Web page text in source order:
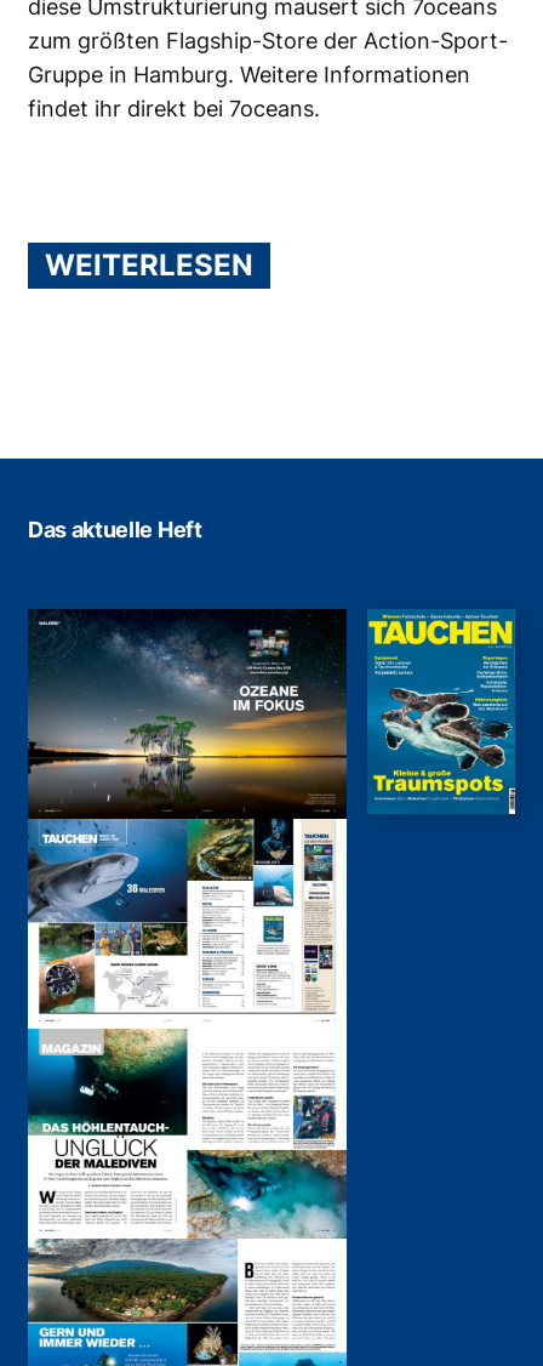
diese Umstrukturierung mausert sich 7oceans
zum größten Flagship-Store der Action-Sport-
Gruppe in Hamburg. Weitere Informationen
findet ihr direkt bei 7oceans.
WEITERLESEN
Das aktuelle Heft